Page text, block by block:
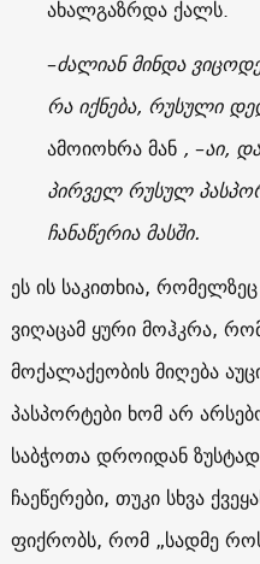
ახალგაზრდა ქალს.
–ძალიან მინდა
რა იქნება, რუსული
ამოიოხრა მან, –აი,
პირველ რუსულ
ჩანაწერია მასში.
ეს ის საკითხია,
ვიღაცამ ყური მოჰკრა,
მოქალაქეობის მიღება
პასპორტები ხომ არ
საბჭოთა დროიდან
ჩაეწერები, თუკი სხვა
ფიქრობს, რომ „სადმე